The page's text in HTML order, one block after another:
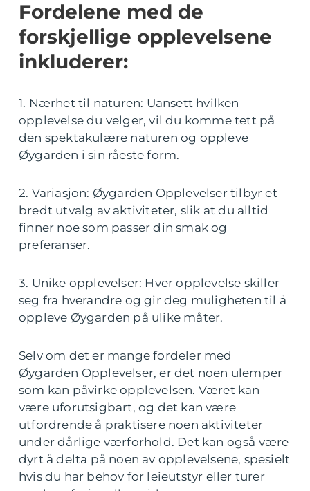
Fordelene med de
forskjellige opplevelsene
inkluderer:
1. Nærhet til naturen: Uansett hvilken
opplevelse du velger, vil du komme tett på
den spektakulære naturen og oppleve
Øygarden i sin råeste form.
2. Variasjon: Øygarden Opplevelser tilbyr et
bredt utvalg av aktiviteter, slik at du alltid
finner noe som passer din smak og
preferanser.
3. Unike opplevelser: Hver opplevelse skiller
seg fra hverandre og gir deg muligheten til å
oppleve Øygarden på ulike måter.
Selv om det er mange fordeler med
Øygarden Opplevelser, er det noen ulemper
som kan påvirke opplevelsen. Været kan
være uforutsigbart, og det kan være
utfordrende å praktisere noen aktiviteter
under dårlige værforhold. Det kan også være
dyrt å delta på noen av opplevelsene, spesielt
hvis du har behov for leieutstyr eller turer